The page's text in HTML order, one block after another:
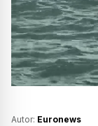
Autor: Euronews